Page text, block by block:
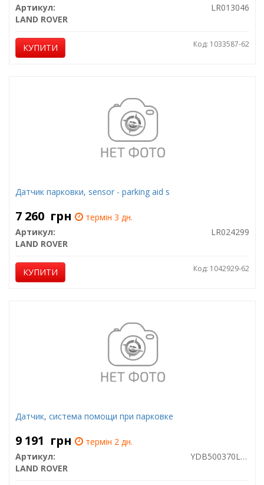
Артикул:
LR013046
LAND ROVER
КУПИТИ Код: 1033587-62
Датчик парковки, sensor - parking aid s
7 260 грн
термін 3 дн.
Артикул:
LR024299
LAND ROVER
КУПИТИ Код: 1042929-62
Датчик, система помощи при парковке
9 191 грн
термін 2 дн.
Артикул:
YDB500370LML
LAND ROVER